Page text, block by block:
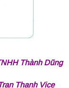
Thành Dũng
Thanh Vice